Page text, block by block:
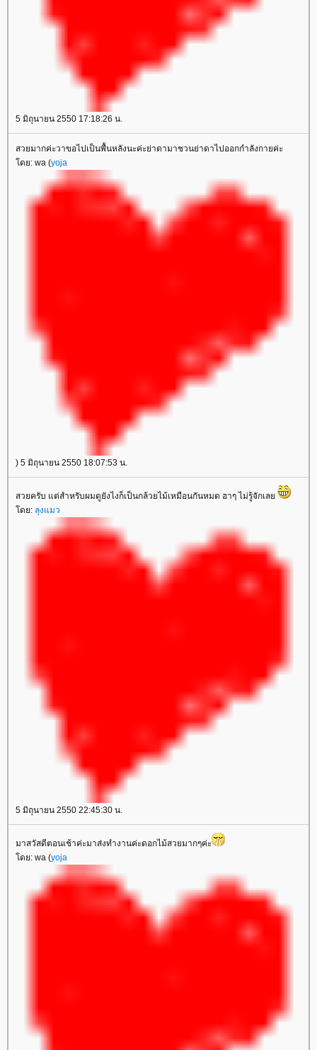
5 มิถุนายน 2550 17:18:26 น.
สวยมากค่ะวาขอไปเป็นพื้นหลังนะค่ะย่าดามาชวนย่าดาไปออกกำลังกายค่ะ
ดย: wa (yoja
) 5 มิถุนายน 2550 18:07:53 น.
สวยครับ แต่สำหรับผมดูยังไงก็เป็นกล้วยไม้เหมือนกันหมด ฮาๆ ไม่รู้จักเล
ดย: ลุงแมว
5 มิถุนายน 2550 22:45:30 น.
มาสวัสดีตอนเช้าค่ะมาส่งทำงานค่ะดอกไม้สวยมากๆค่ะ
ดย: wa (yoja